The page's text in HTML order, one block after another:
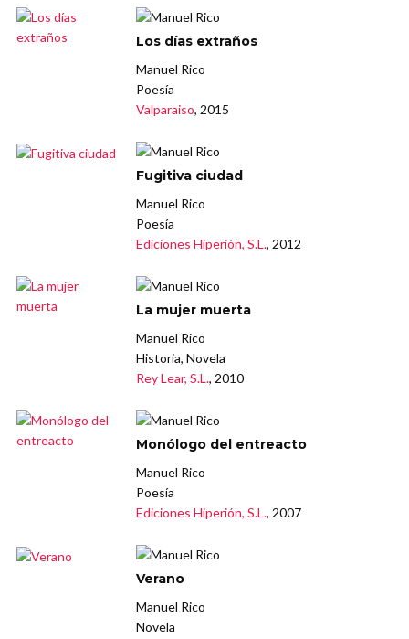
Los días extraños
Manuel Rico
Poesía
Valparaiso, 2015
Fugitiva ciudad
Manuel Rico
Poesía
Ediciones Hiperión, S.L., 2012
La mujer muerta
Manuel Rico
Historia, Novela
Rey Lear, S.L., 2010
Monólogo del entreacto
Manuel Rico
Poesía
Ediciones Hiperión, S.L., 2007
Verano
Manuel Rico
Novela